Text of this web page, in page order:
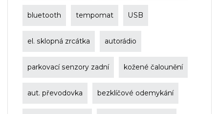
bluetooth tempomat USB
el. sklopná zrcátka autorádio
parkovací senzory zadní kožené čalounění
aut. převodovka bezklíčové odemykání